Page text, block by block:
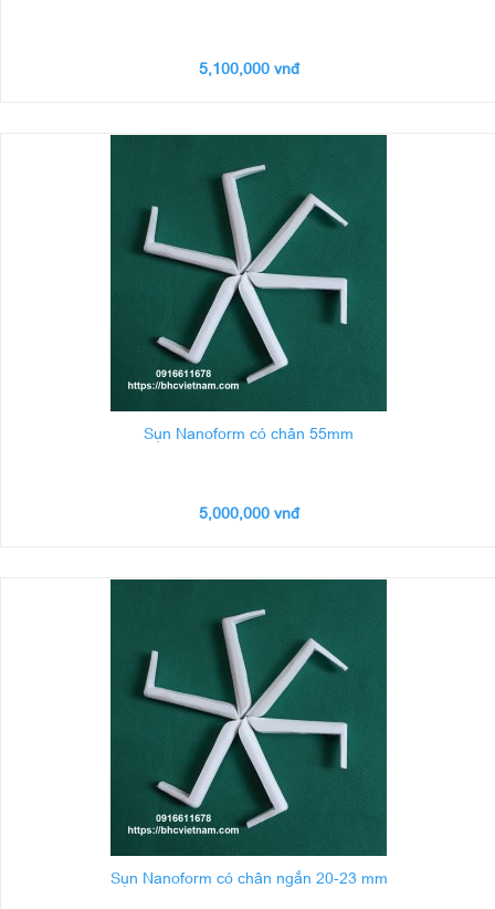
5,100,000 vnđ
Sụn Nanoform có chân 55mm
5,000,000 vnđ
Sụn Nanoform có chân ngắn 20-23 mm